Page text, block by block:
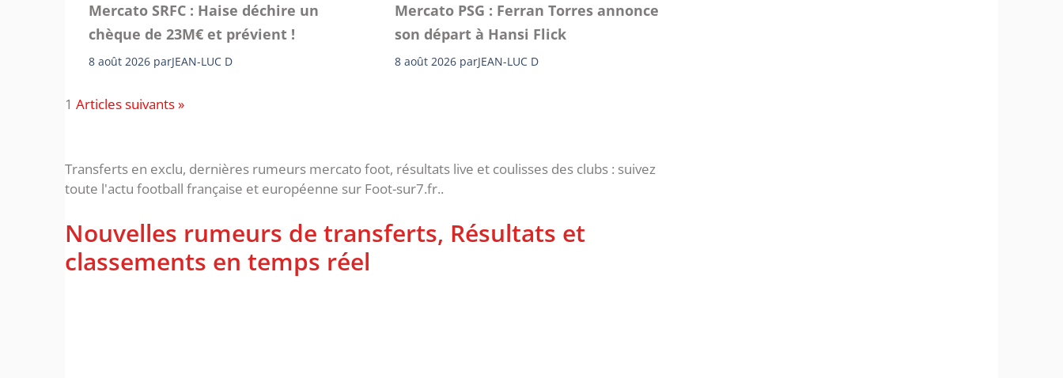
Mercato SRFC : Haise déchire un
chèque de 23M€ et prévient !
8 août 2026 parJEAN-LUC D
Mercato PSG : Ferran Torres annonce
son départ à Hansi Flick
8 août 2026 parJEAN-LUC D
1 Articles suivants »
Transferts en exclu, dernières rumeurs mercato foot, résultats live et coulisses des clubs : suivez
toute l'actu football française et européenne sur Foot-sur7.fr..
Nouvelles rumeurs de transferts, Résultats et
classements en temps réel